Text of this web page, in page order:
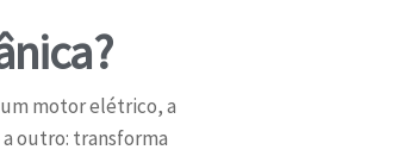
motor elétrico, a
outro: transforma